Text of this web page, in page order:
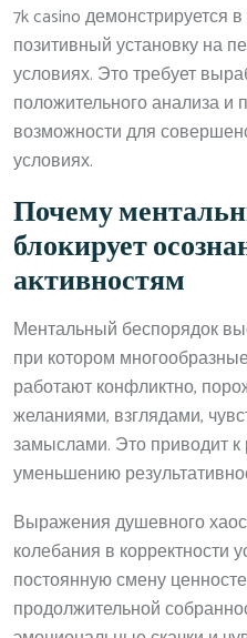
7k casino демонстрируется
позитивный установку на
условиях. Это требует
положительного анализа и
возможности для
условиях.
Почему
блокирует
активностям
Ментальный беспорядок
при котором
работают конфликтно,
желаниями, взглядами,
замыслами. Это приводит
уменьшению
Выражения душевного
колебания в корректности
постоянную смену
продолжительной